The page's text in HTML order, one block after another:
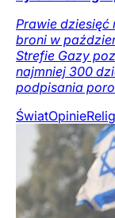
Prawie dziesięć
broni w
Strefie Gazy
najmniej 300
podpisania
ŚwiatOpinie